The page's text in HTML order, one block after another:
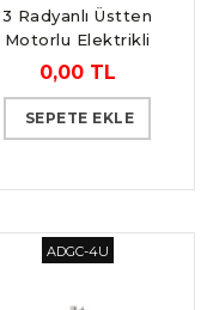
3 Radyanlı Üstten
Motorlu Elektrikli
Döner Ocağı
0,00 TL
SEPETE EKLE
ADGC-4U